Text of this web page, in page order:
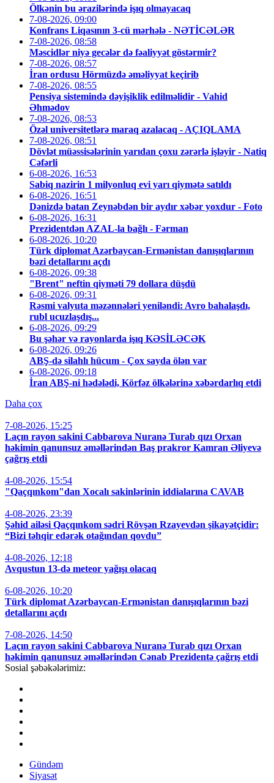
Ölkənin bu ərazilərində işıq olmayacaq
7-08-2026, 09:00
Konfrans Liqasının 3-cü mərhələ - NƏTİCƏLƏR
7-08-2026, 08:58
Məscidlər niyə gecələr də fəaliyyət göstərmir?
7-08-2026, 08:57
İran ordusu Hörmüzdə əməliyyat keçirib
7-08-2026, 08:55
Pensiya sistemində dəyişiklik edilməlidir - Vahid
Əhmədov
7-08-2026, 08:53
Özəl universitetlərə maraq azalacaq - AÇIQLAMA
7-08-2026, 08:51
Dövlət müəssisələrinin yarıdan çoxu zərərlə işləyir - Natiq
Cəfərli
6-08-2026, 16:53
Sabiq nazirin 1 milyonluq evi yarı qiymətə satıldı
6-08-2026, 16:51
Dənizdə batan Zeynəbdən bir aydır xəbər yoxdur - Foto
6-08-2026, 16:31
Prezidentdən AZAL-la bağlı - Fərman
6-08-2026, 10:20
Türk diplomat Azərbaycan-Ermənistan danışıqlarının
bəzi detallarını açdı
6-08-2026, 09:38
"Brent" neftin qiyməti 79 dollara düşdü
6-08-2026, 09:31
Rəsmi valyuta məzənnələri yeniləndi: Avro bahalaşdı,
rubl ucuzlaşdış...
6-08-2026, 09:29
Bu şəhər və rayonlarda işıq KƏSİLƏCƏK
6-08-2026, 09:26
ABŞ-də silahlı hücum - Çox sayda ölən var
6-08-2026, 09:18
İran ABŞ-ni hədələdi, Körfəz ölkələrinə xəbərdarlıq etdi
Daha çox
7-08-2026, 15:25
Laçın rayon sakini Cabbarova Nuranə Turab qızı Orxan
həkimin qanunsuz əməllərindən Baş prakror Kamran Əliyevə
çağrış etdi
4-08-2026, 15:54
"Qaçqınkom"dan Xocalı sakinlərinin iddialarına CAVAB
4-08-2026, 23:39
Şəhid ailəsi Qaçqınkom sədri Rövşən Rzayevdən şikayətçidir:
“Bizi təhqir edərək otağından qovdu”
4-08-2026, 12:18
Avqustun 13-də meteor yağışı olacaq
6-08-2026, 10:20
Türk diplomat Azərbaycan-Ermənistan danışıqlarının bəzi
detallarını açdı
7-08-2026, 14:50
Laçın rayon sakini Cabbarova Nuranə Turab qızı Orxan
həkimin qanunsuz əməllərindən Cənab Prezidentə çağrış etdi
Sosial şəbəkələrimiz:
Gündəm
Siyasət